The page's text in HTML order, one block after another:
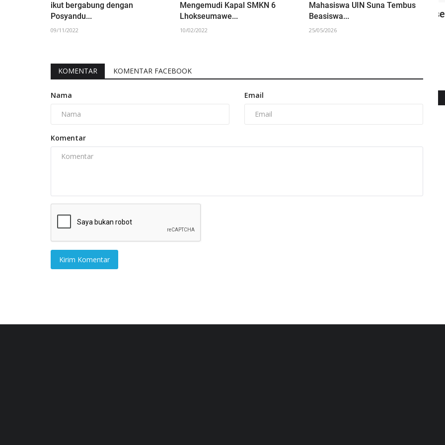
ikut bergabung dengan
Posyandu...
09/11/2022
Mengemudi Kapal SMKN 6
Lhokseumawe...
10/02/2022
Mahasiswa UIN Suna Tembus
Beasiswa...
25/05/2026
KOMENTAR KOMENTAR FACEBOOK
Nama Email
Komentar
Kirim Komentar
Idul Adha
Mahasiswa KPM UIN SUNA
Lhokseumawe Kelompok 35 Adakan
Pilkada Aceh berlangsung Sukses dan
Damai : HMI Apresiasi...